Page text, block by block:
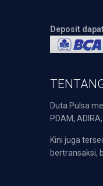
Deposit
Duta Pulsa
PDAM,
Kini juga
bertransaksi,